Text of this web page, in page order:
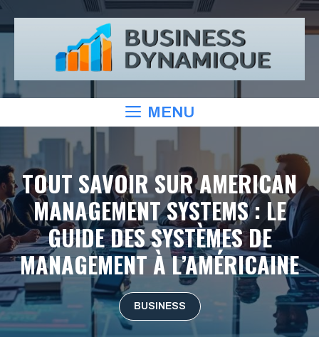
Aller
au
MENU
TOUT SAVOIR SUR AMERICAN
MANAGEMENT SYSTEMS : LE
GUIDE DES SYSTÈMES DE
MANAGEMENT À L’AMÉRICAINE
BUSINESS